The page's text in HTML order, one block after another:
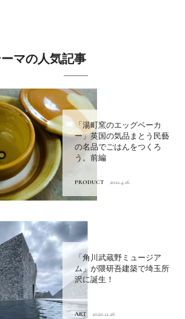
マの人気記事
「湯町窯のエッグベーカ
ー」英国の気品まとう民藝
の名品でごはんをつくろ
う。前編
PRODUCT 2021.4.16
「角川武蔵野ミュージア
ム」が隈研吾建築で埼玉所
沢に誕生！
ART 2020.12.26